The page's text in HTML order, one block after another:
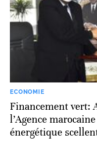
ECONOMIE
Financement vert:
l’Agence
énergétique